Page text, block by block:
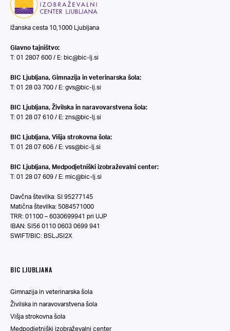
Ižanska cesta 10,1000 Ljubljana
Glavno tajništvo:
T: 01 2807 600 / E: bic@bic-lj.si
BIC Ljubljana, Gimnazija in veterinarska šola:
T: 01 28 03 700 / E: gvs@bic-lj.si
BIC Ljubljana, Živilska in naravovarstvena šola:
T: 01 28 07 610 / E: zns@bic-lj.si
BIC Ljubljana, Višja strokovna šola:
T: 01 28 07 606 / E: vss@bic-lj.si
BIC Ljubljana, Medpodjetniški izobraževalni center:
T: 01 28 07 609 / E: mic@bic-lj.si
Davčna številka: SI 95277145
Matična številka: 5084571000
TRR: 01100 – 6030699941 pri UJP
IBAN: SI56 0110 0603 0699 941
SWIFT/BIC: BSLJSI2X
BIC LJUBLJANA
Gimnazija in veterinarska šola
Živilska in naravovarstvena šola
Višja strokovna šola
Medpodjetniški izobraževalni center